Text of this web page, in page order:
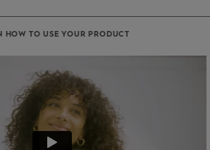
HOW TO USE YOUR PRODUCT